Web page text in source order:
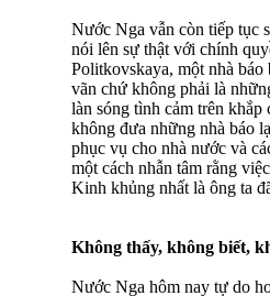
Nước Nga vẫn còn tiếp tục
nói lên sự thật với chính
Politkovskaya, một nhà
vãn chứ không phải là
làn sóng tình cảm trên
không đưa những nhà báo
phục vụ cho nhà nước và
một cách nhẫn tâm rằng
Kinh khủng nhất là ông ta
Không thấy, không biết,
Nước Nga hôm nay tự do